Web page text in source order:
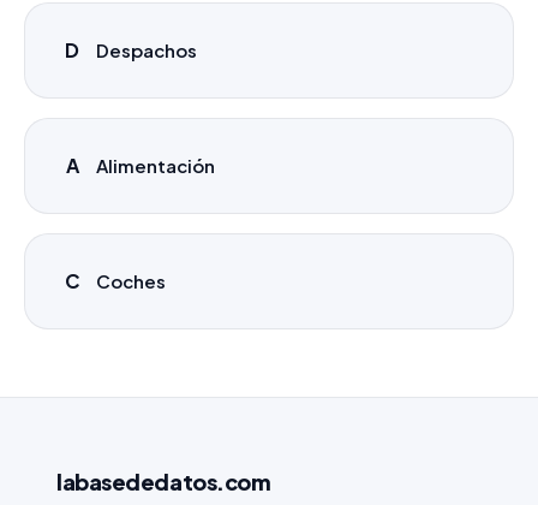
D Despachos
A Alimentación
C Coches
labasededatos.com